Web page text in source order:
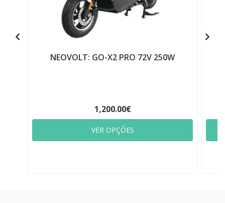
NEOVOLT: GO-X2 PRO 72V 250W
1,200.00€
VER OPÇÕES